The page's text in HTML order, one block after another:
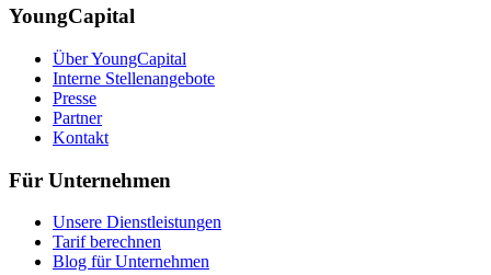
YoungCapital
Über YoungCapital
Interne Stellenangebote
Presse
Partner
Kontakt
Für Unternehmen
Unsere Dienstleistungen
Tarif berechnen
Blog für Unternehmen